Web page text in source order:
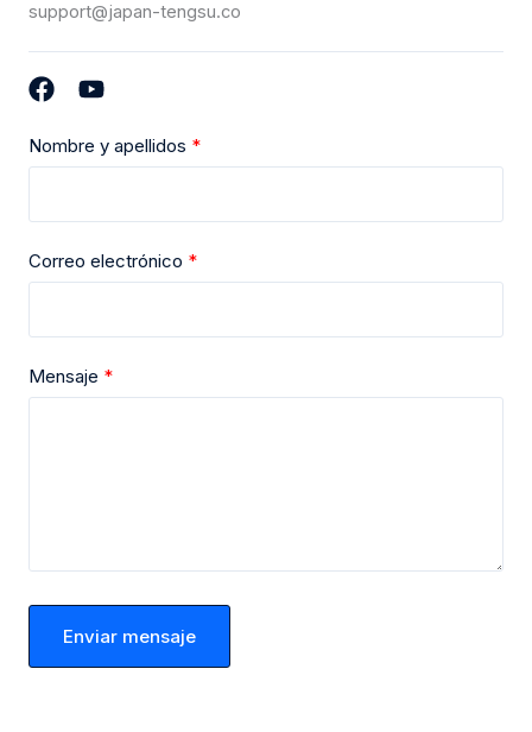
support@japan-tengsu.co
Nombre y apellidos
Correo electrónico
Mensaje
Enviar mensaje